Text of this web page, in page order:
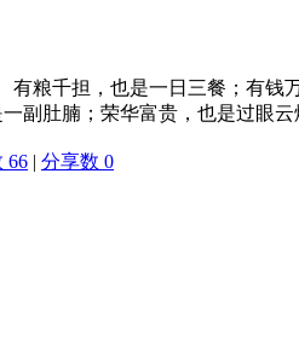
千担，也是一日三餐；有钱
副肚腩；荣华富贵，也是过眼
66 | 分享数 0